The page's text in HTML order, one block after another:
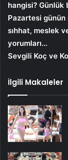
hangisi? Günlük
Pazartesi günün
sıhhat, meslek
yorumları…
Sevgili Koç ve
İlgili Makaleler